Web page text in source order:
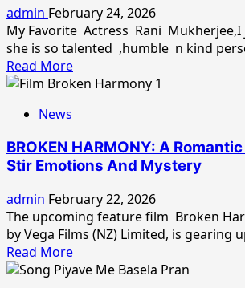
पर
डेलिया
इंडस्ट्रीज
प्राइवेट
लिमिटेड
मिनरल
वाटर’
भव्य
शुभारंभ
admin February 24, 2026
My Favorite Actress Rani Mukherjee,I
she is so talented ,humble n kind
Read MoreRead
more
Rani
Mukherjee
The
Success
Of
Mardaani-
3
News
BROKEN HARMONY: A
Stir Emotions And Mystery
admin February 22, 2026
The upcoming feature film Broken
by Vega Films (NZ) Limited, is gearing
Read MoreRead
more